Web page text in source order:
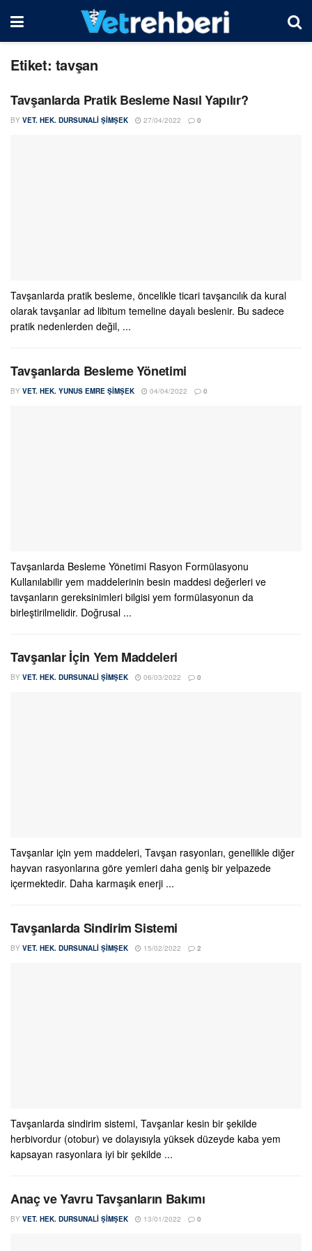
Etiket: tavşan
Tavşanlarda Pratik Besleme Nasıl Yapılır?
BY VET. HEK. DURSUNALI ŞIMŞEK 27/04/2022 0
Tavşanlarda pratik besleme, öncelikle ticari tavşancılık da kural
olarak tavşanlar ad libitum temeline dayalı beslenir. Bu sadece
pratik nedenlerden değil, ...
Tavşanlarda Besleme Yönetimi
BY VET. HEK. YUNUS EMRE ŞIMŞEK 04/04/2022 0
Tavşanlarda Besleme Yönetimi Rasyon Formülasyonu
Kullanılabilir yem maddelerinin besin maddesi değerleri ve
tavşanların gereksinimleri bilgisi yem formülasyonun da
birleştirilmelidir. Doğrusal ...
Tavşanlar İçin Yem Maddeleri
BY VET. HEK. DURSUNALI ŞIMŞEK 06/03/2022 0
Tavşanlar için yem maddeleri, Tavşan rasyonları, genellikle diğer
hayvan rasyonlarına göre yemleri daha geniş bir yelpazede
içermektedir. Daha karmaşık enerji ...
Tavşanlarda Sindirim Sistemi
BY VET. HEK. DURSUNALI ŞIMŞEK 15/02/2022 2
Tavşanlarda sindirim sistemi, Tavşanlar kesin bir şekilde
herbivordur (otobur) ve dolayısıyla yüksek düzeyde kaba yem
kapsayan rasyonlara iyi bir şekilde ...
Anaç ve Yavru Tavşanların Bakımı
BY VET. HEK. DURSUNALI ŞIMŞEK 13/01/2022 0